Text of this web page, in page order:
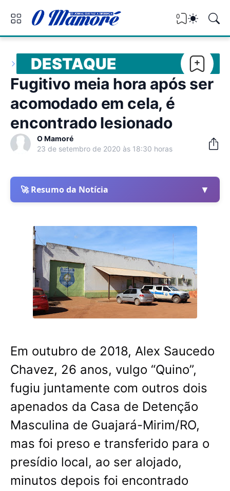
0
DESTAQUE
Fugitivo meia hora após ser
acomodado em cela, é
encontrado lesionado
O Mamoré
23 de setembro de 2020 às 18:30 horas
🚀 Resumo da Notícia ▼
Em outubro de 2018, Alex Saucedo
Chavez, 26 anos, vulgo “Quino”,
fugiu juntamente com outros dois
apenados da Casa de Detenção
Masculina de Guajará-Mirim/RO,
mas foi preso e transferido para o
presídio local, ao ser alojado,
minutos depois foi encontrado